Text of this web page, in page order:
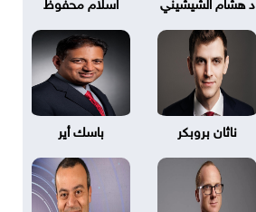
ناثان بروبكر باسك أير